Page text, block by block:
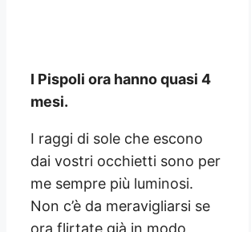
I Pispoli ora hanno quasi 4
mesi.
I raggi di sole che escono
dai vostri occhietti sono per
me sempre più luminosi.
Non c’è da meravigliarsi se